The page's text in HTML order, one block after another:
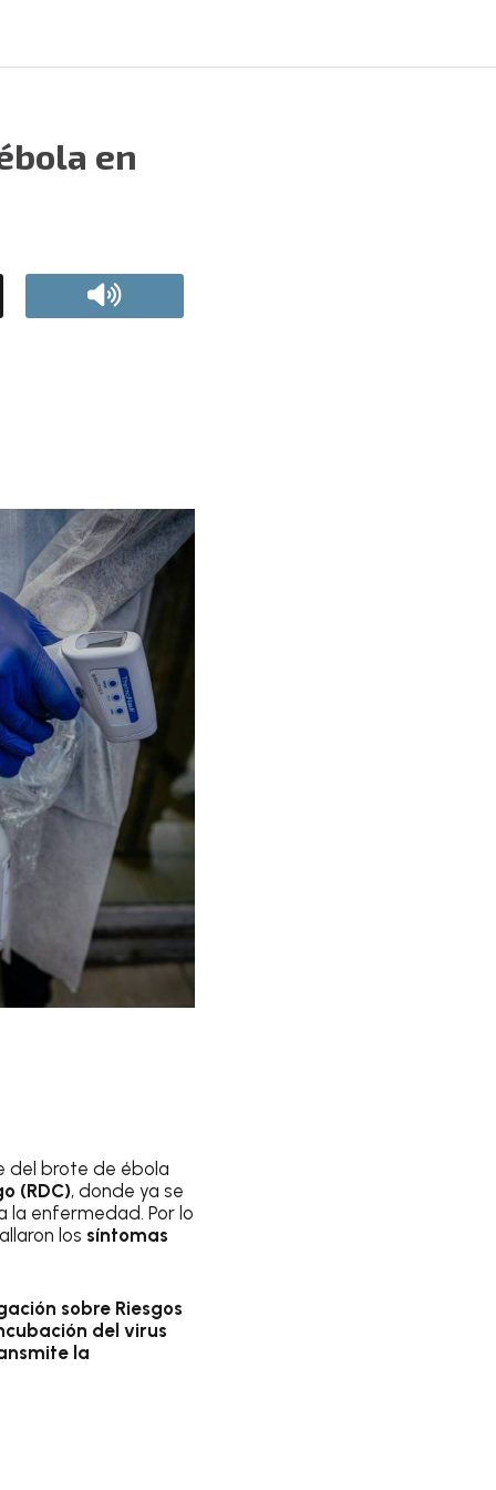
en
del brote de ébola
(RDC), donde ya se
la enfermedad. Por lo
los síntomas
sobre Riesgos
del virus
la